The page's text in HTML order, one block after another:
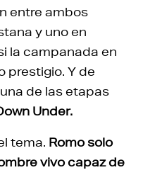
entre ambos
y uno en
la campanada en
prestigio. Y de
de las etapas
Under.
tema. Romo solo
vivo capaz de